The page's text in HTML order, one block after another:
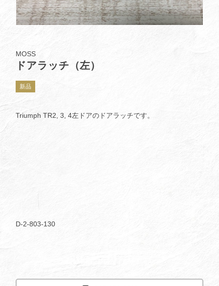
MOSS
ドアラッチ（左）
新品
Triumph TR2, 3, 4左ドアのドアラッチです。
D-2-803-130